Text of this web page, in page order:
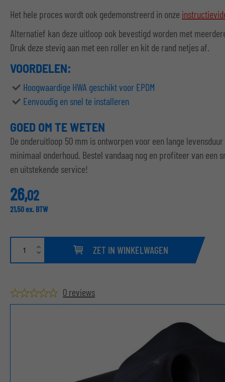
Het hele proces wordt ook gedemonstreerd in onze
Alternatief kan deze uitloop ook bevestigd worden met
Druk deze stevig aan met een roller en kit de rand netjes af.
VOORDELEN:
Hoogwaardige HWA geschikt voor EPDM
Eenvoudig en snel te installeren
GOED OM TE WETEN
De onderuitloop 50 mm is ontworpen voor een lange
minimaal onderhoud. Bestel vandaag nog en profiteer van een
en uitstekende service!
26,02
21,50ex. BTW
ZET IN WINKELWAGEN
0 reviews